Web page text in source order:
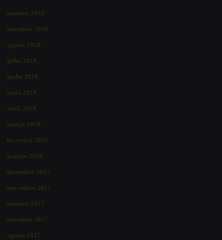
outubro 2018
setembro 2018
agosto 2018
julho 2018
junho 2018
maio 2018
abril 2018
março 2018
fevereiro 2018
janeiro 2018
dezembro 2017
novembro 2017
outubro 2017
setembro 2017
agosto 2017